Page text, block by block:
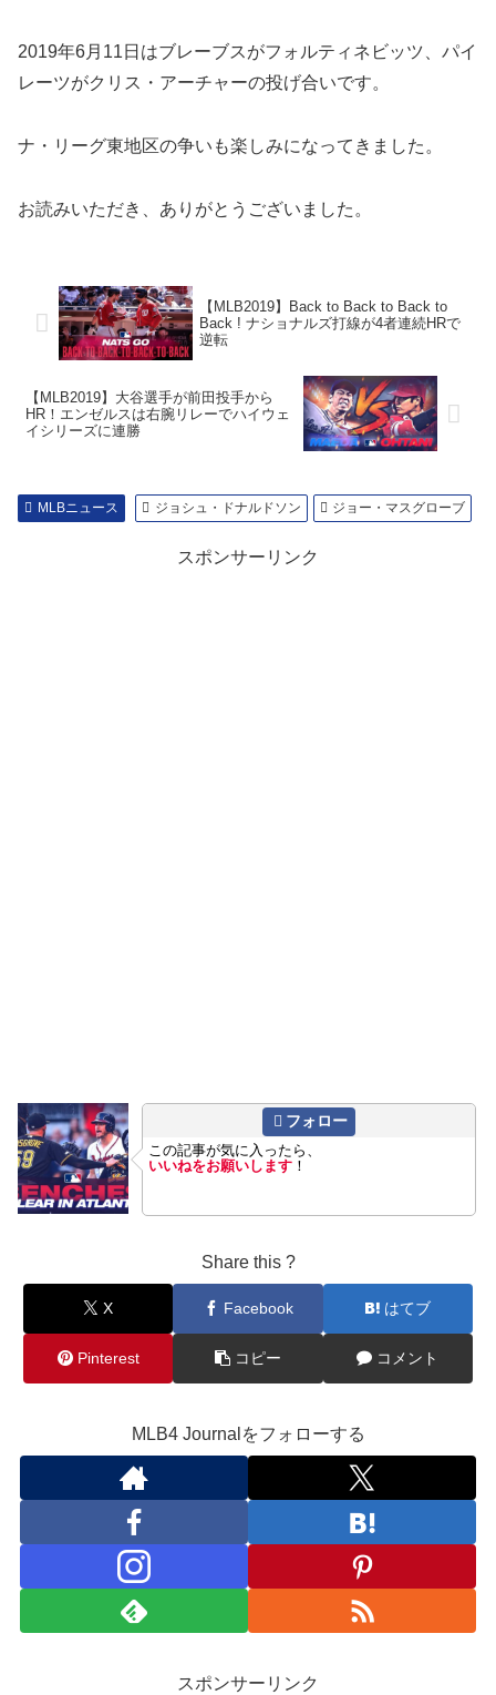
2019年6月11日はブレーブスがフォルティネビッツ、パイ
レーツがクリス・アーチャーの投げ合いです。
ナ・リーグ東地区の争いも楽しみになってきました。
お読みいただき、ありがとうございました。
【MLB2019】Back to Back to Back to
Back ! ナショナルズ打線が4者連続HRで
逆転
【MLB2019】大谷選手が前田投手から
HR！エンゼルスは右腕リレーでハイウェ
イシリーズに連勝
MLBニュース ジョシュ・ドナルドソン ジョー・マスグローブ
スポンサーリンク
フォロー
この記事が気に入ったら、
いいねをお願いします ！
Share this ?
X Facebook はてブ
Pinterest コピー コメント
MLB4 Journalをフォローする
スポンサーリンク